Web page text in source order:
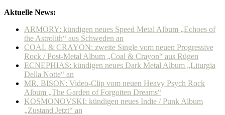
Aktuelle News:
ARMORY: kündigen neues Speed Metal Album „Echoes of
the Astrolith“ aus Schweden an
COAL & CRAYON: zweite Single vom neuen Progressive
Rock / Post-Metal Album „Coal & Crayon“ aus Rügen
ECNEPHIAS: kündigen neues Dark Metal Album „Liturgia
Della Notte“ an
MR. BISON: Video-Clip vom neuen Heavy Psych Rock
Album „The Garden of Forgotten Dreams“
KOSMONOVSKI: kündigen neues Indie / Punk Album
„Zustand Jetzt“ an